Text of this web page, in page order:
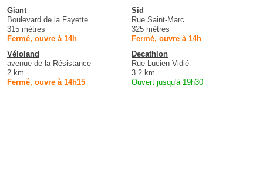
Giant
Boulevard de la Fayette
315 mètres
Fermé, ouvre à 14h
Sid
Rue Saint-Marc
325 mètres
Fermé, ouvre à 14h
Véloland
avenue de la Résistance
2 km
Fermé, ouvre à 14h15
Decathlon
Rue Lucien Vidié
3.2 km
Ouvert jusqu'à 19h30